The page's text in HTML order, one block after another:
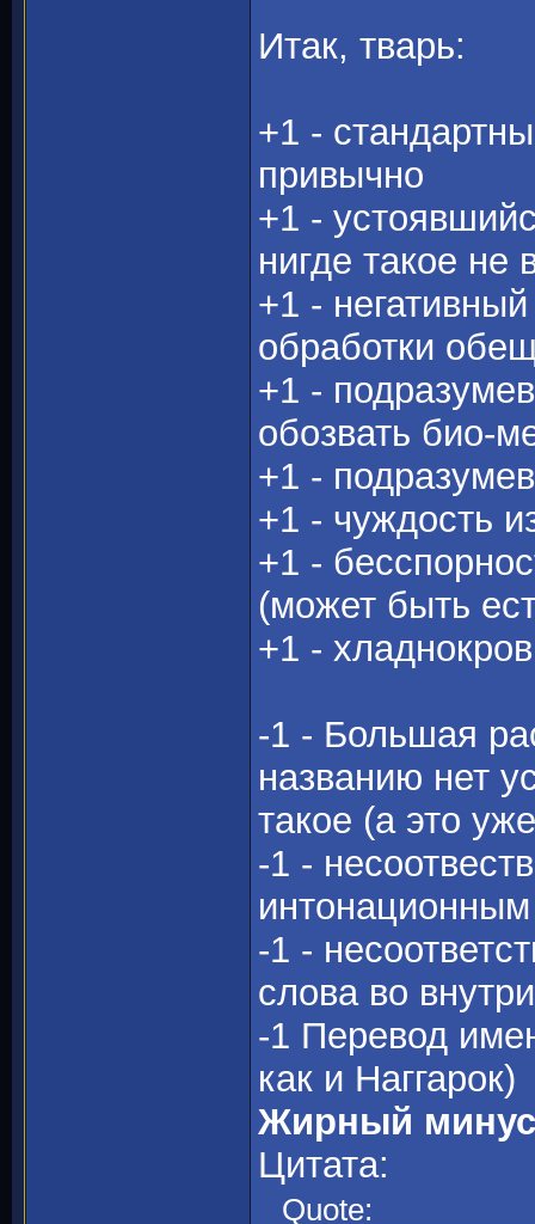
Итак, тварь:
+1 -
привычно
+1 -
нигде такое не
+1 -
обработки
+1 -
обозвать био-
+1 -
+1 - чуждость
+1 -
(может быть
+1 -
-1 - Большая
названию нет
такое (а это
-1 -
-1 -
слова во
-1 Перевод
как и Наггарок)
Жирный
Цитата:
Quote: